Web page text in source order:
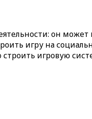
он
игру на
игровую